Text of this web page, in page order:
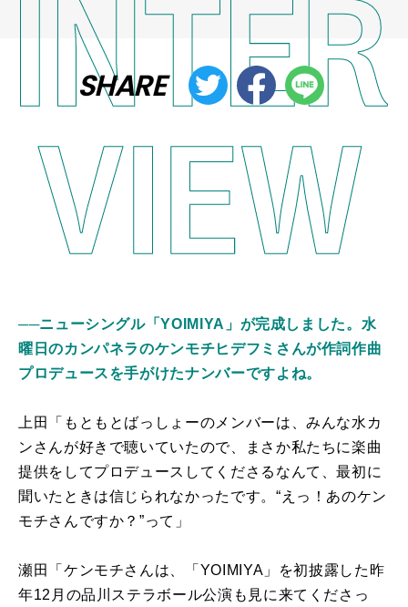
SHARE
──ニューシングル「YOIMIYA」が完成しました。水
曜日のカンパネラのケンモチヒデフミさんが作詞作曲
プロデュースを手がけたナンバーですよね。
上田「もともとばっしょーのメンバーは、みんな水カ
ンさんが好きで聴いていたので、まさか私たちに楽曲
提供をしてプロデュースしてくださるなんて、最初に
聞いたときは信じられなかったです。“えっ！あのケン
モチさんですか？”って」
瀬田「ケンモチさんは、「YOIMIYA」を初披露した昨
年12月の品川ステラボール公演も見に来てくださっ